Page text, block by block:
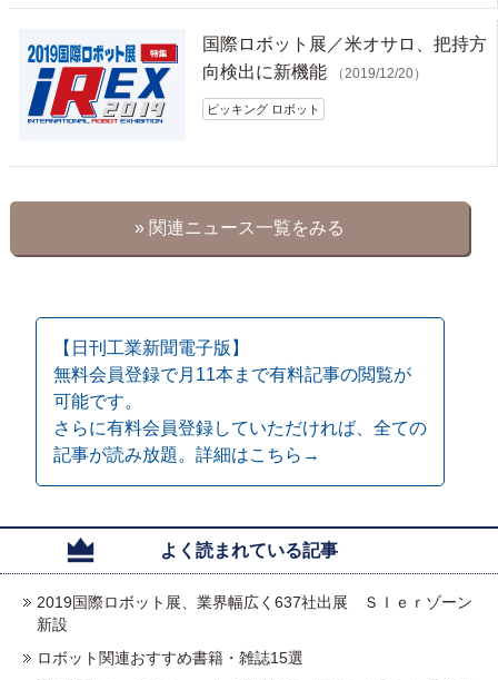
国際ロボット展／米オサロ、把持方
向検出に新機能
（2019/12/20）
ピッキング ロボット
» 関連ニュース一覧をみる
【日刊工業新聞電子版】
無料会員登録で月11本まで有料記事の閲覧が
可能です。
さらに有料会員登録していただければ、全ての
記事が読み放題。詳細はこちら→
よく読まれている記事
2019国際ロボット展、業界幅広く637社出展 ＳＩｅｒゾーン
新設
ロボット関連おすすめ書籍・雑誌15選